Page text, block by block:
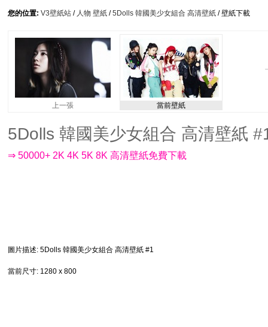
您的位置: V3壁紙站 / 人物 壁紙 /5Dolls 韓國美少女組合 高清壁紙 / 壁紙下載
上一張 當前壁紙
5Dolls 韓國美少女組合 高清壁紙
⇒ 50000+ 2K 4K 5K 8K 高清壁紙免費下載
圖片描述: 5Dolls 韓國美少女組合 高清壁紙 #1
當前尺寸: 1280 x 800